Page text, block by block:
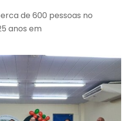
de 600 pessoas no
anos em